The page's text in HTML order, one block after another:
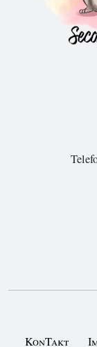
KonTakt